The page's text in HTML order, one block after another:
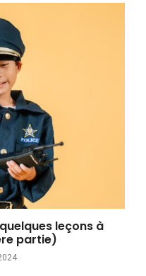
leçons à
partie)